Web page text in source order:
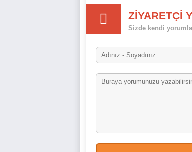
ZİYARETÇİ
Sizde kendi